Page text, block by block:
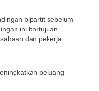
bipartit sebelum
ini bertujuan
dan pekerja.
peluang